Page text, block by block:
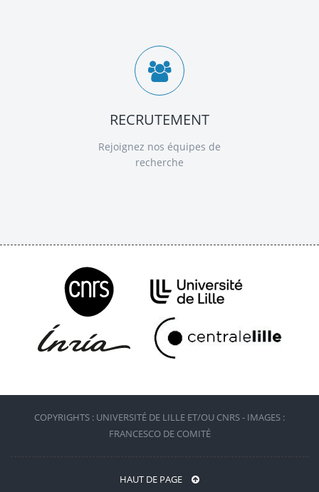
RECRUTEMENT
Rejoignez nos équipes de
recherche
COPYRIGHTS : UNIVERSITÉ DE LILLE ET/OU CNRS - IMAGES :
FRANCESCO DE COMITÉ
HAUT DE PAGE